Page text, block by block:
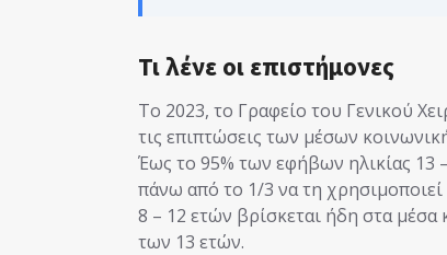
Τι λένε οι επιστήμονες
Το 2023, το Γραφείο του Γενικού
τις επιπτώσεις των μέσων
Έως το 95% των εφήβων ηλικίας 13
πάνω από το 1/3 να τη
8 – 12 ετών βρίσκεται ήδη στα μέσα
των 13 ετών.